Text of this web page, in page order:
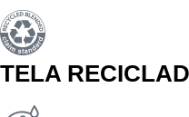
TELA